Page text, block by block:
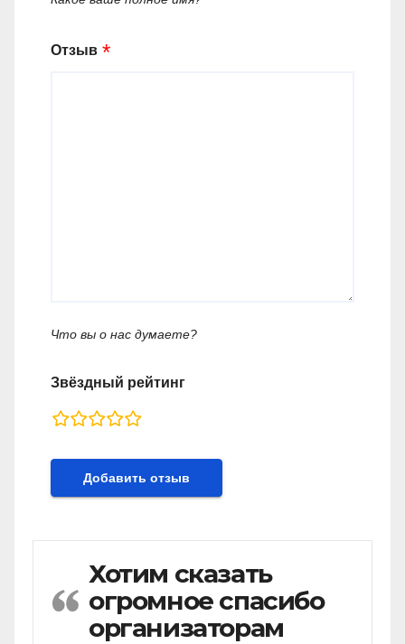
Отзыв
Что вы о нас думаете?
Звёздный рейтинг
rating
fields
Хотим сказать
огромное спасибо
организаторам